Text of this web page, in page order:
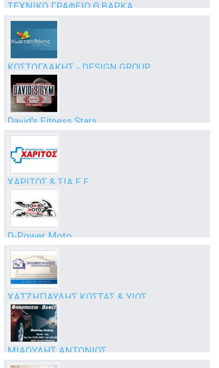
ΤΕΧΝΙΚΟ ΓΡΑΦΕΙΟ Θ.ΒΑΡΚΑ
Μακρυγιάννη & Μητροπολίτου Ναθαναήλ 8
Κω
ΚΩΣΤΟΓΛΑΚΗΣ - DESIGN GROUP
επιγραφές
Ασκληπιού 37
Κως
David's Fitness Stars
Κως
ΧΑΡΙΤΟΣ & ΣΙΑ Ε.Ε.
Ελευθερίου Βενιζέλου 57
Κως
D-Power Moto
Πλατανάκι – Μεσαριά, Κως
ΚΩΣ
ΧΑΤΖΗΠΑΥΛΗΣ ΚΩΣΤΑΣ & ΥΙΟΣ
Οικοδομικές Εργασίες - Εργολαβίες
Αμερικής 45
Κώς
ΜΙΑΟΥΛΗΣ ΑΝΤΩΝΙΟΣ